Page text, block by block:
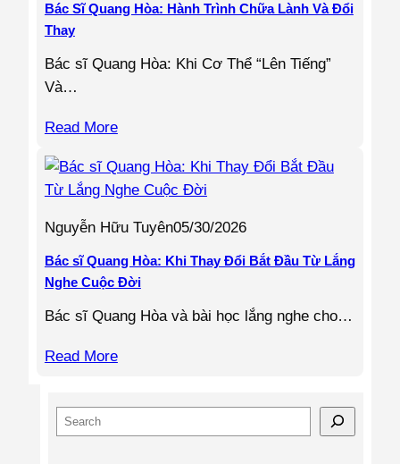
Bác Sĩ Quang Hòa: Hành Trình Chữa Lành Và Đổi
Thay
Bác sĩ Quang Hòa: Khi Cơ Thể “Lên Tiếng”
Và…
Read More
Nguyễn Hữu Tuyên05/30/2026
Bác sĩ Quang Hòa: Khi Thay Đổi Bắt Đầu Từ Lắng
Nghe Cuộc Đời
Bác sĩ Quang Hòa và bài học lắng nghe cho…
Read More
S
e